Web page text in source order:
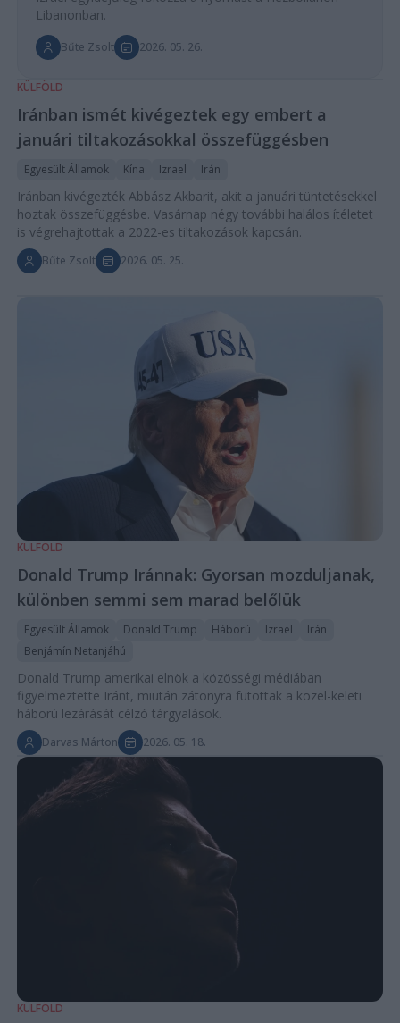
Libanonban.
Bűte Zsolt 2026. 05. 26.
KÜLFÖLD
Iránban ismét kivégeztek egy embert a
januári tiltakozásokkal összefüggésben
Egyesült Államok Kína Izrael Irán
Iránban kivégezték Abbász Akbarit, akit a januári tüntetésekkel
hoztak összefüggésbe. Vasárnap négy további halálos ítéletet
is végrehajtottak a 2022-es tiltakozások kapcsán.
Bűte Zsolt 2026. 05. 25.
KÜLFÖLD
Donald Trump Iránnak: Gyorsan mozduljanak,
különben semmi sem marad belőlük
Egyesült Államok Donald Trump Háború Izrael
Irán
Benjámín Netanjáhú
Donald Trump amerikai elnök a közösségi médiában
figyelmeztette Iránt, miután zátonyra futottak a közel-keleti
háború lezárását célzó tárgyalások.
Darvas Márton 2026. 05. 18.
KÜLFÖLD